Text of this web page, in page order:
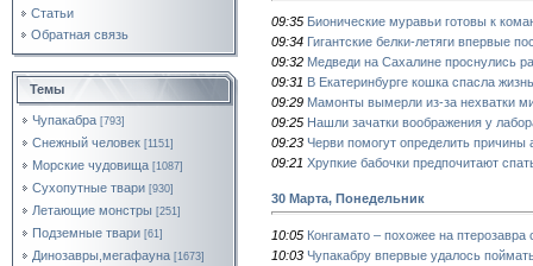
Статьи
Обратная связь
Темы
Чупакабра [793]
Снежный человек [1151]
Морские чудовища [1087]
Сухопутные твари [930]
Летающие монстры [251]
Подземные твари [61]
Динозавры,мегафауна [1673]
09:35 Бионические муравьи готовы к
09:34 Гигантские белки-летяги впервые
09:32 Медведи на Сахалине проснулись
09:31 В Екатеринбурге кошка спасла
09:29 Мамонты вымерли из-за нехватки
09:25 Нашли зачатки воображения у
09:23 Черви помогут определить причины
09:21 Хрупкие бабочки предпочитают
30 Марта, Понедельник
10:05 Конгамато – похожее на птерозавра
10:03 Чупакабру впервые удалось